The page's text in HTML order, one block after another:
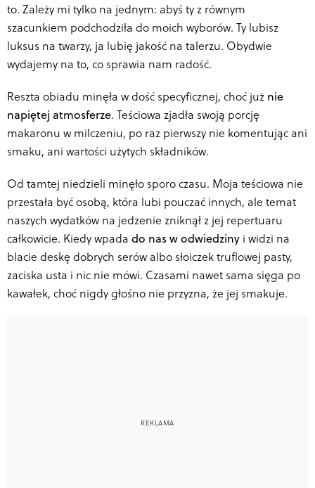
to. Zależy mi tylko na jednym: abyś ty z równym
szacunkiem podchodziła do moich wyborów. Ty lubisz
luksus na twarzy, ja lubię jakość na talerzu. Obydwie
wydajemy na to, co sprawia nam radość.
Reszta obiadu minęła w dość specyficznej, choć już nie
napiętej atmosferze. Teściowa zjadła swoją porcję
makaronu w milczeniu, po raz pierwszy nie komentując ani
smaku, ani wartości użytych składników.
Od tamtej niedzieli minęło sporo czasu. Moja teściowa nie
przestała być osobą, która lubi pouczać innych, ale temat
naszych wydatków na jedzenie zniknął z jej repertuaru
całkowicie. Kiedy wpada do nas w odwiedziny i widzi na
blacie deskę dobrych serów albo słoiczek truflowej pasty,
zaciska usta i nic nie mówi. Czasami nawet sama sięga po
kawałek, choć nigdy głośno nie przyzna, że jej smakuje.